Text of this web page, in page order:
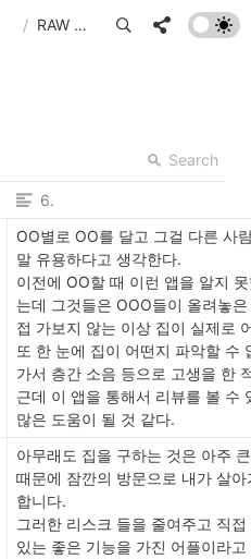
/ RAW DATA
Search
6.
OO별로 OO를 달고 그걸 다른 사
말 유용하다고 생각한다.
이전에 OO할 때 이런 앱을 알지
는데 그것들은 OOO들이 올려놓
접 가보지 않는 이상 집이 실제로
또 한 눈에 집이 어떤지 파악할 수
가서 층간 소음 등으로 고생을 한
근데 이 앱을 통해서 리뷰를 볼 수
많은 도움이 될 것 같다.
아무래도 집을 구하는 것은 아주
때문에 잠깐의 방문으로 내가 살
합니다.
그러한 리스크 들을 줄여주고 직
있는 좋은 기능을 가진 어플이라